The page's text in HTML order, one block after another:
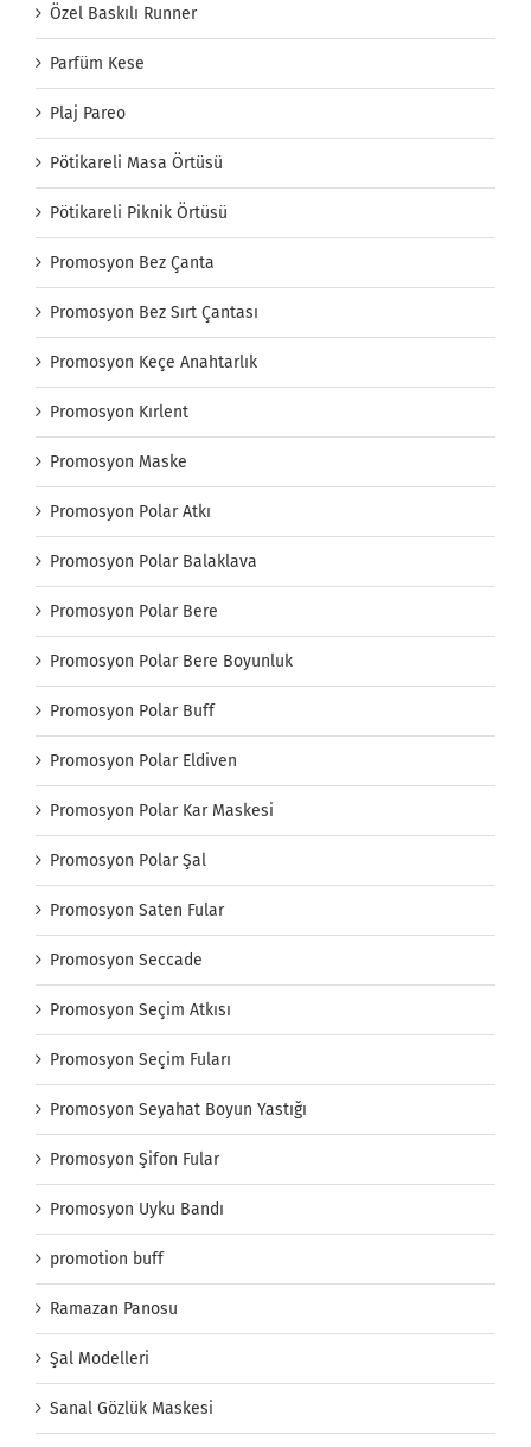
Özel Baskılı Runner
Parfüm Kese
Plaj Pareo
Pötikareli Masa Örtüsü
Pötikareli Piknik Örtüsü
Promosyon Bez Çanta
Promosyon Bez Sırt Çantası
Promosyon Keçe Anahtarlık
Promosyon Kırlent
Promosyon Maske
Promosyon Polar Atkı
Promosyon Polar Balaklava
Promosyon Polar Bere
Promosyon Polar Bere Boyunluk
Promosyon Polar Buff
Promosyon Polar Eldiven
Promosyon Polar Kar Maskesi
Promosyon Polar Şal
Promosyon Saten Fular
Promosyon Seccade
Promosyon Seçim Atkısı
Promosyon Seçim Fuları
Promosyon Seyahat Boyun Yastığı
Promosyon Şifon Fular
Promosyon Uyku Bandı
promotion buff
Ramazan Panosu
Şal Modelleri
Sanal Gözlük Maskesi